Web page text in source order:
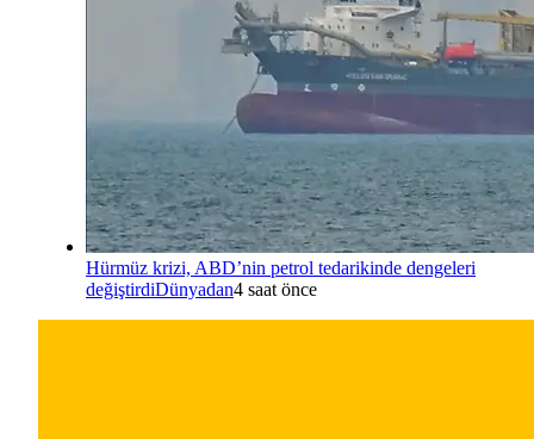
Hürmüz krizi, ABD’nin petrol tedarikinde dengeleri
değiştirdiDünyadan4 saat önce